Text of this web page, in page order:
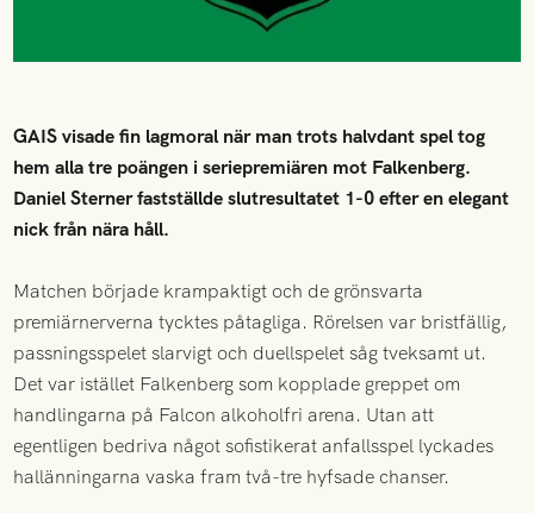
GAIS visade fin lagmoral när man trots halvdant spel tog
hem alla tre poängen i seriepremiären mot Falkenberg.
Daniel Sterner fastställde slutresultatet 1-0 efter en elegant
nick från nära håll.
Matchen började krampaktigt och de grönsvarta
premiärnerverna tycktes påtagliga. Rörelsen var bristfällig,
passningsspelet slarvigt och duellspelet såg tveksamt ut.
Det var istället Falkenberg som kopplade greppet om
handlingarna på Falcon alkoholfri arena. Utan att
egentligen bedriva något sofistikerat anfallsspel lyckades
hallänningarna vaska fram två-tre hyfsade chanser.